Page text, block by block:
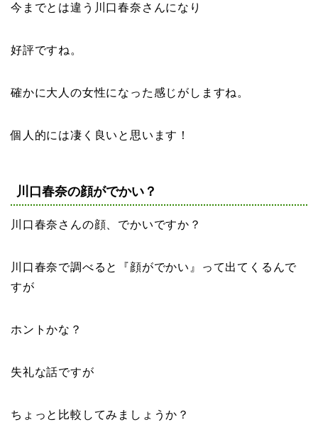
今までとは違う川口春奈さんになり
好評ですね。
確かに大人の女性になった感じがしますね。
個人的には凄く良いと思います！
川口春奈の顔がでかい？
川口春奈さんの顔、でかいですか ？
川口春奈で調べると『顔がでかい』って出てくるんで
すが
ホントかな？
失礼な話ですが
ちょっと比較してみましょうか？